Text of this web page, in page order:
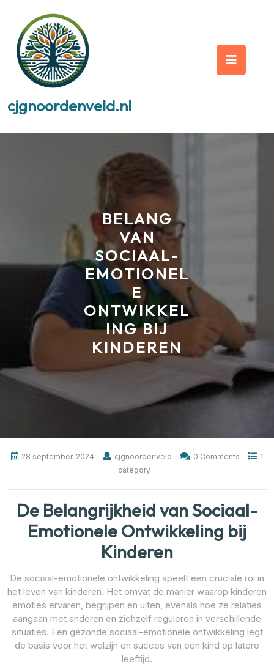
content
cjgnoordenveld.nl
BELANG
VAN
SOCIAAL-
EMOTIONEL
E
ONTWIKKEL
ING BIJ
KINDEREN
28 september, 2024 cjgnoordenveld 0 Comments
1
category
De Belangrijkheid van Sociaal-
Emotionele Ontwikkeling bij
Kinderen
De sociaal-emotionele ontwikkeling speelt een cruciale rol in
het leven van kinderen. Het omvat de manier waarop kinderen
emoties ervaren, begrijpen en uiten, evenals hoe ze relaties
aangaan met anderen en zichzelf reguleren in verschillende
situaties. Een gezonde sociaal-emotionele ontwikkeling legt
de basis voor het welzijn en succes van een kind op latere
leeftijd.